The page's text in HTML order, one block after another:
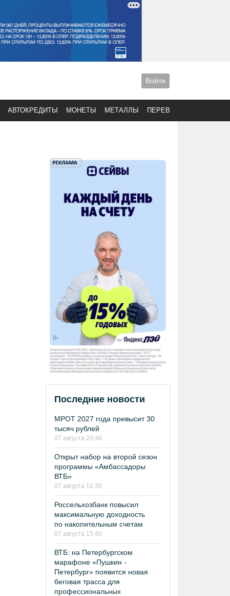
Войти
АВТОКРЕДИТЫ МОНЕТЫ МЕТАЛЛЫ ПЕРЕВОДЫ
Последние новости
МРОТ 2027 года превысит 30
тысяч рублей
07 августа 20:46
Открыт набор на второй сезон
программы «Амбассадоры
ВТБ»
07 августа 16:30
Россельхозбанк повысил
максимальную доходность
по накопительным счетам
07 августа 15:40
ВТБ: на Петербургском
марафоне «Пушкин -
Петербург» появится новая
беговая трасса для
профессиональных